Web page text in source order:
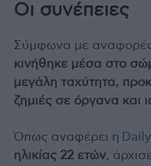
Οι συνέπειες
Σύμφωνα με
κινήθηκε μέσα στο
μεγάλη ταχύτητα,
ζημιές σε όργανα και
Όπως αναφέρει η
ηλικίας 22 ετών,